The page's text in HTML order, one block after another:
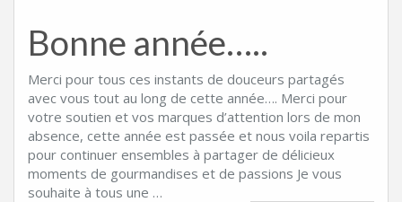
Bonne année…..
Merci pour tous ces instants de douceurs partagés
avec vous tout au long de cette année…. Merci pour
votre soutien et vos marques d’attention lors de mon
absence, cette année est passée et nous voila repartis
pour continuer ensembles à partager de délicieux
moments de gourmandises et de passions Je vous
souhaite à tous une …